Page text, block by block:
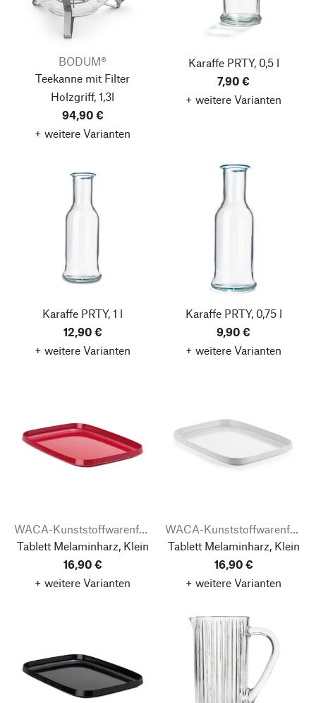
BODUM®
Teekanne mit Filter
Holzgriff, 1,3l
94,90 €
+ weitere Varianten
Karaffe PRTY, 0,5 l
7,90 €
+ weitere Varianten
Karaffe PRTY, 1 l
12,90 €
+ weitere Varianten
Karaffe PRTY, 0,75 l
9,90 €
+ weitere Varianten
WACA-Kunststoffwarenfabrik
Tablett Melaminharz, Klein
16,90 €
+ weitere Varianten
WACA-Kunststoffwarenfabrik
Tablett Melaminharz, Klein
16,90 €
+ weitere Varianten